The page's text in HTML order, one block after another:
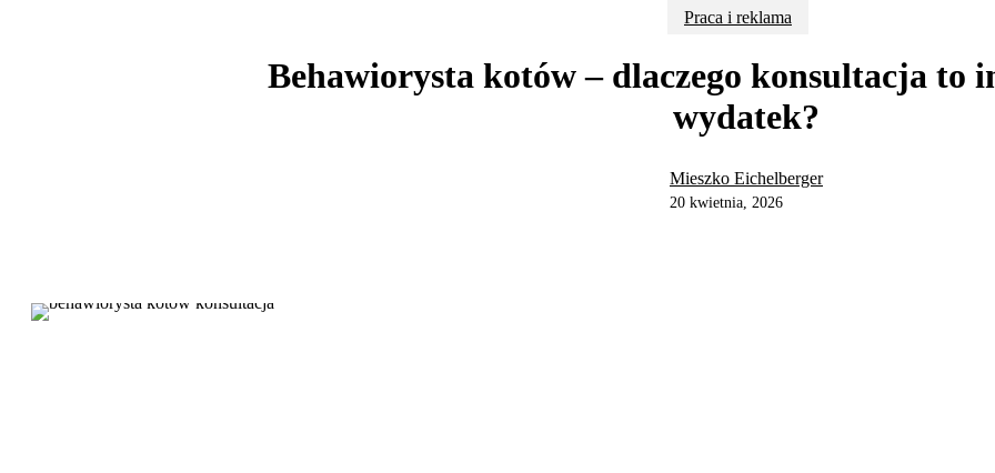
Praca i reklama
Behawiorysta kotów – dlaczego konsultacja to
wydatek?
Mieszko Eichelberger
20 kwietnia, 2026